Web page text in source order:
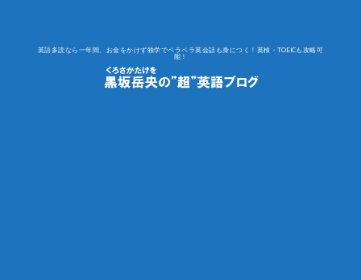
英語多読なら一年間、お金をかけず独学でペラペラ英会話も身につく！英検・TOEICも攻略可
能！